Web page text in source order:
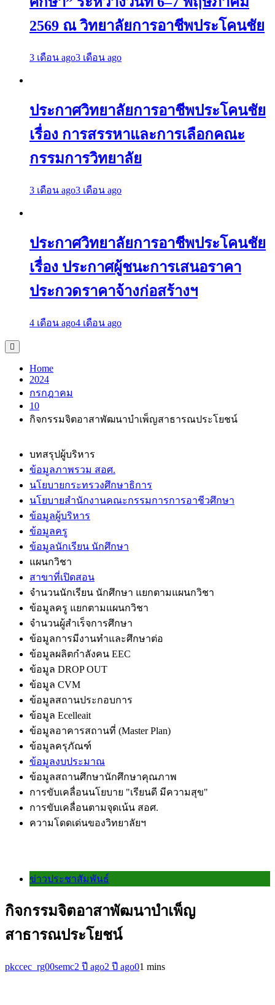
2569 ณ วิทยาลัยการอาชีพประโคนชัย
3 เดือน ago3 เดือน ago
ประกาศวิทยาลัยการอาชีพประโคนชัย
เรื่อง การสรรหาและการเลือกคณะ
กรรมการวิทยาลัย
3 เดือน ago3 เดือน ago
ประกาศวิทยาลัยการอาชีพประโคนชัย
เรื่อง ประกาศผู้ชนะการเสนอราคา
ประกวดราคาจ้างก่อสร้างฯ
4 เดือน ago4 เดือน ago
Home
2024
กรกฎาคม
10
กิจกรรมจิตอาสาพัฒนาบำเพ็ญสาธารณประโยชน์
บทสรุปผู้บริหาร
ข้อมูลภาพรวม สอศ.
นโยบายกระทรวงศึกษาธิการ
นโยบายสำนักงานคณะกรรมการการอาชีวศึกษา
ข้อมูลผู้บริหาร
ข้อมูลครู
ข้อมูลนักเรียน นักศึกษา
แผนกวิชา
สาขาที่เปิดสอน
จำนวนนักเรียน นักศึกษา แยกตามแผนกวิชา
ข้อมูลครู แยกตามแผนกวิชา
จำนวนผู้สำเร็จการศึกษา
ข้อมูลการมีงานทำและศึกษาต่อ
ข้อมูลผลิตกำลังคน EEC
ข้อมูล DROP OUT
ข้อมูล CVM
ข้อมูลสถานประกอบการ
ข้อมูล Ecelleait
ข้อมูลอาคารสถานที่ (Master Plan)
ข้อมูลครุภัณฑ์
ข้อมูลงบประมาณ
ข้อมูลสถานศึกษานักศึกษาคุณภาพ
การขับเคลื่อนนโยบาย "เรียนดี มีความสุข"
การขับเคลื่อนตามจุดเน้น สอศ.
ความโดดเด่นของวิทยาลัยฯ
ข่าวประชาสัมพันธ์
กิจกรรมจิตอาสาพัฒนาบำเพ็ญ
สาธารณประโยชน์
pkccec_rg00semc2 ปี ago2 ปี ago01 mins